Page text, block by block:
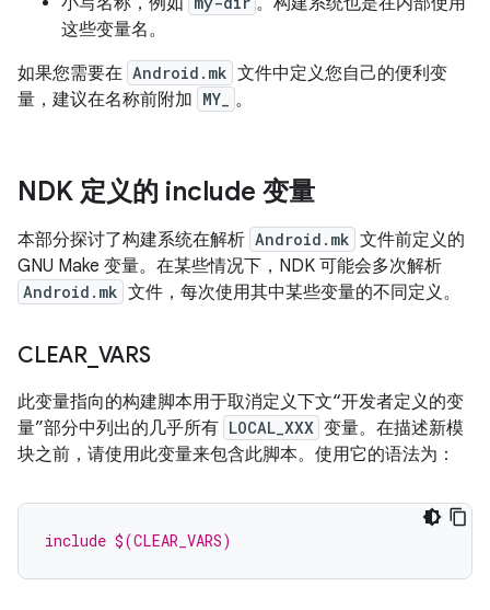
这些变量名。
如果您需要在 Android.mk 文件中定义您自己的便利变
量，建议在名称前附加 MY_ 。
NDK 定义的 include 变量
本部分探讨了构建系统在解析 Android.mk 文件前定义的
GNU Make 变量。在某些情况下，NDK 可能会多次解析
Android.mk 文件，每次使用其中某些变量的不同定义。
CLEAR_ VARS
此变量指向的构建脚本用于取消定义下文“开发者定义的变
量”部分中列出的几乎所有 LOCAL_XXX 变量。在描述新模
块之前，请使用此变量来包含此脚本。使用它的语法为：
include $(CLEAR_VARS)